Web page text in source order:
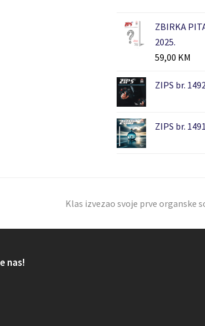
ZBIRKA
2025.
59,00 KM
ZIPS br. 1492
ZIPS br. 1491
Klas izvezao svoje prve organske
nas!